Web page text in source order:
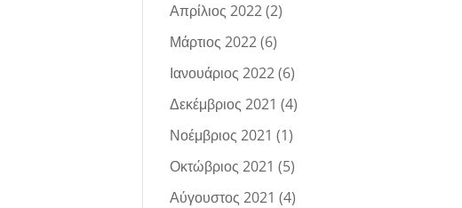
Απρίλιος 2022(2)
Μάρτιος 2022(6)
Ιανουάριος 2022(6)
Δεκέμβριος 2021 (4)
Νοέμβριος 2021 (1)
Οκτώβριος 2021 (5)
Αύγουστος 2021 (4)